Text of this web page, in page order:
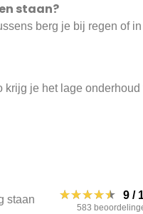
staan?
berg je bij regen of in
krijg je het lage onderhoud
staan
★★★★★
★★★★★ 9 /
583